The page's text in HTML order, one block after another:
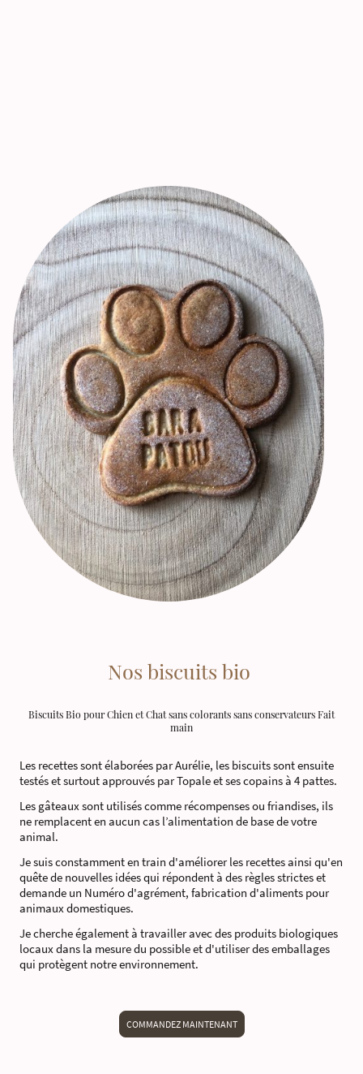
Nos biscuits bio
Biscuits Bio pour Chien et Chat sans colorants sans conservateurs Fait
main
Les recettes sont élaborées par Aurélie, les biscuits sont ensuite
testés et surtout approuvés par Topale et ses copains à 4 pattes.
Les gâteaux sont utilisés comme récompenses ou friandises, ils
ne remplacent en aucun cas l’alimentation de base de votre
animal.
Je suis constamment en train d'améliorer les recettes ainsi qu'en
quête de nouvelles idées qui répondent à des règles strictes et
demande un Numéro d'agrément, fabrication d'aliments pour
animaux domestiques.
Je cherche également à travailler avec des produits biologiques
locaux dans la mesure du possible et d'utiliser des emballages
qui protègent notre environnement.
COMMANDEZ MAINTENANT